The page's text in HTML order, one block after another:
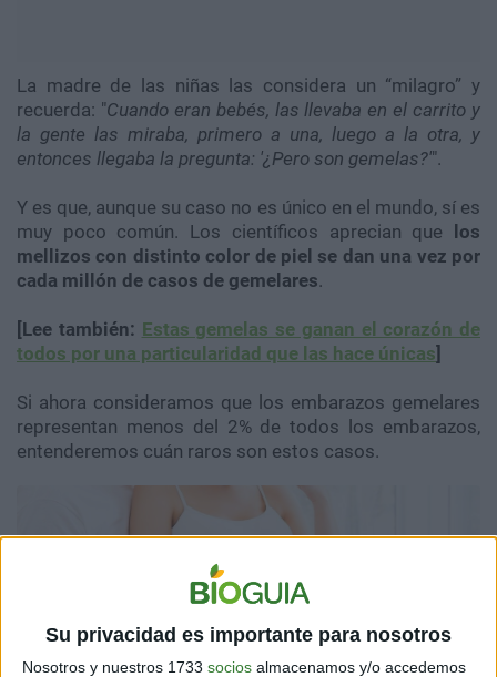
Su privacidad es importante para nosotros
Nosotros y nuestros 1733 socios almacenamos y/o accedemos
La madre de las niñas las considera un “milagro” y
recuerda: "Cuando eran bebés, las llevaba en el carrito y
la gente las miraba, primero a una, luego a la otra, y
entonces llegaba la pregunta: '¿Pero son gemelas?'".
Y es que, aunque su caso no es único en el mundo, sí es
muy poco común. Los científicos aprecian que
los
mellizos con distinto color de piel se dan una vez por
cada millón de casos de gemelares.
[Lee también: Estas gemelas se ganan el corazón de
todos por una particularidad que las hace únicas]
Si ahora consideramos que los embarazos gemelares
representan menos del 2% de todos los embarazos,
entenderemos cuán raros son estos casos.